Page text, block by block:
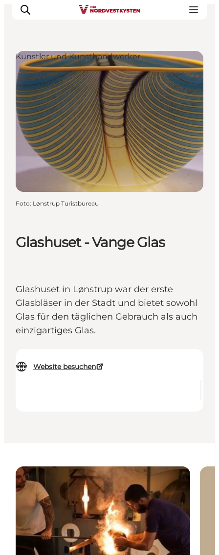
Urlaubsorte
Inspiration
Events
Unterkunft
Mach deine Urlaubsplanung
Glashuset - Vange Glas
Glashuset in Lønstrup war der erste
Glasbläser in der Stadt und bietet sowohl
Glas für den täglichen Gebrauch als auch
einzigartiges Glas.
Website besuchen
Künstler und Kunsthandwerker
Foto: Lønstrup Turistbureau